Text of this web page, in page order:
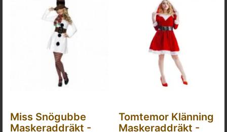
Miss Snögubbe
Maskeraddräkt -
Tomtemor Klänning
Maskeraddräkt -